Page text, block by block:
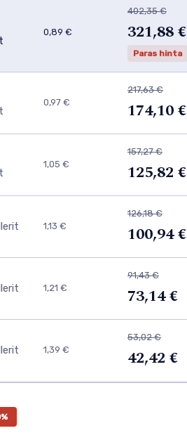
0,89 €
402,35 €
321,88 €
Paras hinta
0,97 €
217,63 €
174,10 €
1,05 €
157,27 €
125,82 €
1,13 €
126,18 €
100,94 €
1,21 €
91,43 €
73,14 €
1,39 €
53,02 €
42,42 €